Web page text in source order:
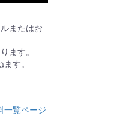
またはお
ます。
す。
一覧ページ